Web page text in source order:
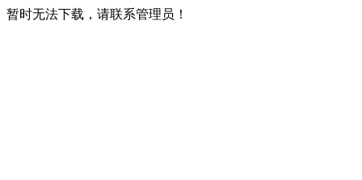
暂时无法下载，请联系管理员！